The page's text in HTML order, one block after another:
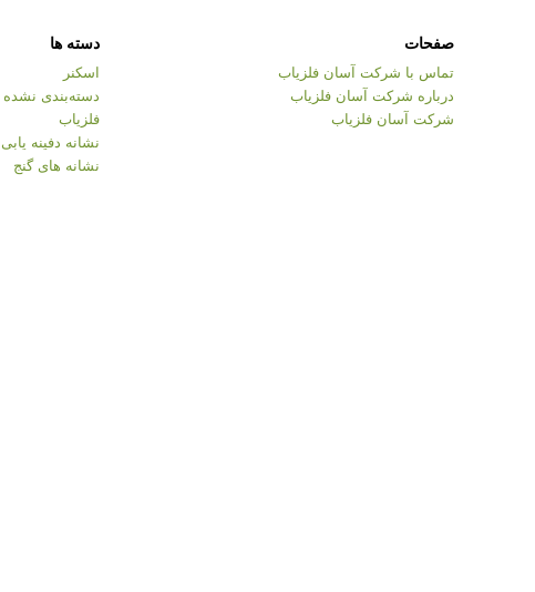
صفحات
تماس با شرکت آسان فلزیاب
درباره شرکت آسان فلزیاب
شرکت آسان فلزیاب
دسته ها
اسکنر
دسته‌بندی نشده
فلزیاب
نشانه دفینه یابی
نشانه های گنج